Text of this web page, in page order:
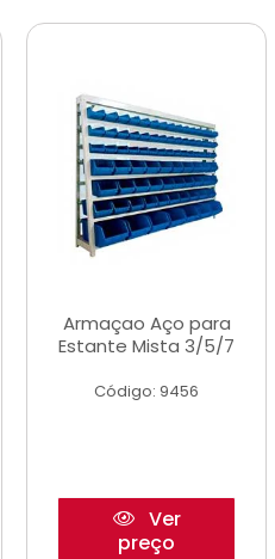
Armaçao Aço para
Estante Mista 3/5/7
Código: 9456
Ver
preço